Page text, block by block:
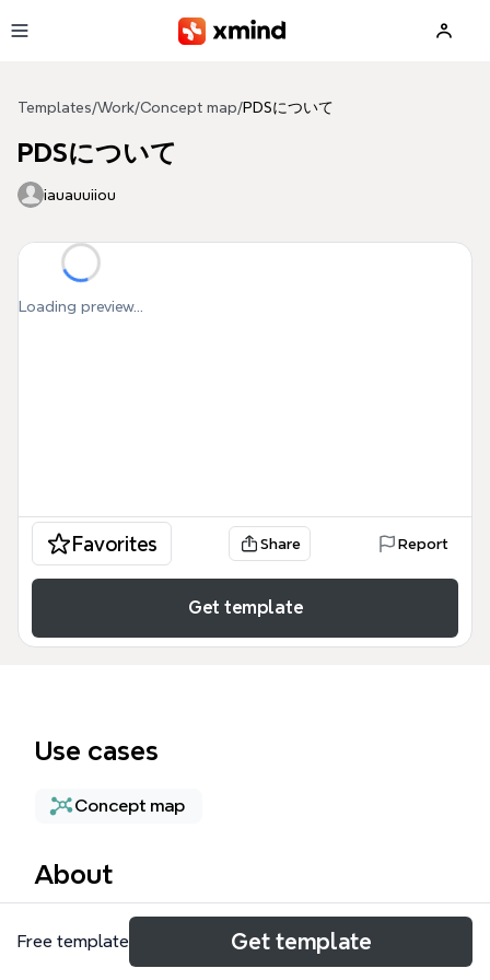
Templates/Work/Concept map/PDSについて
PDSについて
iauauuiiou
Loading preview...
Favorites Share Report
Get template
Use cases
Concept map
About
PDSについてのマインドマップテンプレートは、ビジ
ネスゴールとWebサイトの役割、ユーザー、課題、
Free template Get template